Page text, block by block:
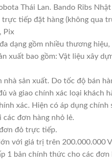
Thái Lan. Bando Ribs Nhật
tiếp đặt hàng (không qua
Pix
dạng gồm nhiều thương
xuất bao gồm: Vật liệu xây
sản xuất. Do tốc độ bán
và giao chính xác loại khách
xác. Hiện có áp dụng chính
đơn hàng nhỏ lẻ.
đỏ trực tiếp.
với giá trị trên 200.000.000
1 bản chính thức cho các đơn